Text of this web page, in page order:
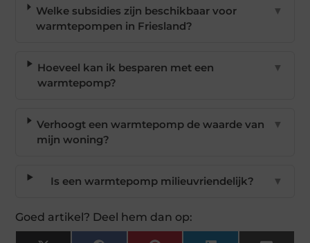
Welke subsidies zijn beschikbaar voor
warmtepompen in Friesland?
▼
Hoeveel kan ik besparen met een
warmtepomp?
▼
Verhoogt een warmtepomp de waarde van
mijn woning?
▼
Is een warmtepomp milieuvriendelijk? ▼
Goed artikel? Deel hem dan op: